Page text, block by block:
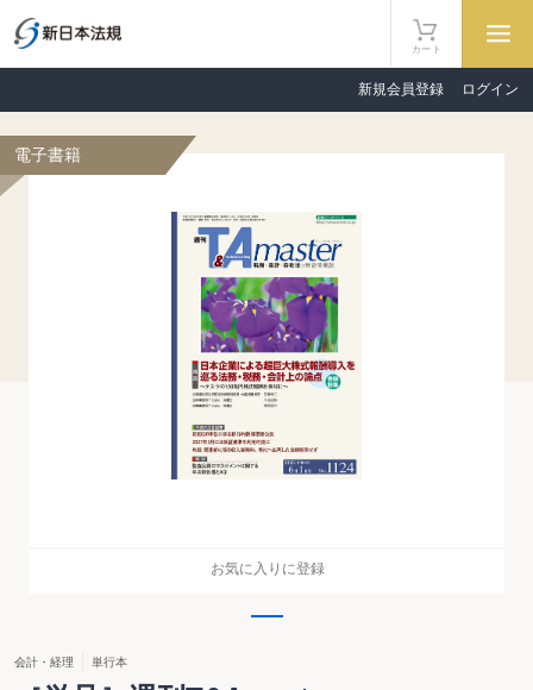
新規会員登録 ログイン
カート
電子書籍
お気に入りに登録
会計・経理 単行本